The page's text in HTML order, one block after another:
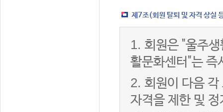
제7조(회원 탈퇴 및 자격 상실
1. 회원은 "울주
활문화센터"는 즉
2. 회원이 다음
자격을 제한 및